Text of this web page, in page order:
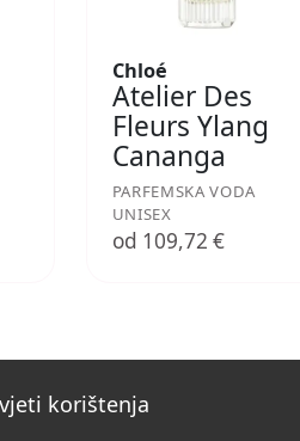
Chloé
Atelier Des
Fleurs Ylang
Cananga
PARFEMSKA VODA
UNISEX
od 109,72 €
korištenja